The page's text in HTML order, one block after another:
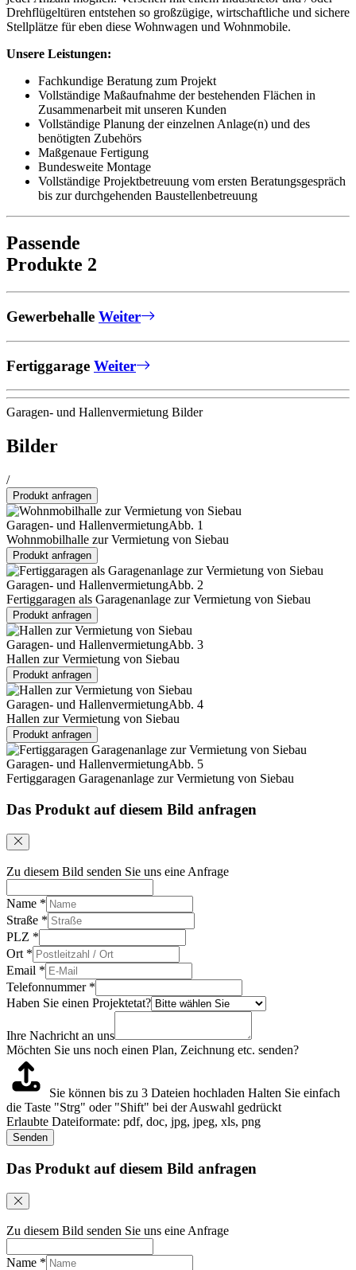
Drehflügeltüren entstehen so großzügige, wirtschaftliche und sichere
Stellplätze für eben diese Wohnwagen und Wohnmobile.
Unsere Leistungen:
Fachkundige Beratung zum Projekt
Vollständige Maßaufnahme der bestehenden Flächen in
Zusammenarbeit mit unseren Kunden
Vollständige Planung der einzelnen Anlage(n) und des
benötigten Zubehörs
Maßgenaue Fertigung
Bundesweite Montage
Vollständige Projektbetreuung vom ersten Beratungsgespräch
bis zur durchgehenden Baustellenbetreuung
Passende
Produkte 2
Gewerbehalle Weiter
Fertiggarage Weiter
Garagen- und Hallenvermietung Bilder
Bilder
/
Produkt anfragen
Garagen- und HallenvermietungAbb. 1
Wohnmobilhalle zur Vermietung von Siebau
Produkt anfragen
Garagen- und HallenvermietungAbb. 2
Fertiggaragen als Garagenanlage zur Vermietung von Siebau
Produkt anfragen
Garagen- und HallenvermietungAbb. 3
Hallen zur Vermietung von Siebau
Produkt anfragen
Garagen- und HallenvermietungAbb. 4
Hallen zur Vermietung von Siebau
Produkt anfragen
Garagen- und HallenvermietungAbb. 5
Fertiggaragen Garagenanlage zur Vermietung von Siebau
Das Produkt auf diesem Bild anfragen
Zu diesem Bild senden Sie uns eine Anfrage
Name *
Straße *
PLZ *
Ort *
Email *
Telefonnummer *
Haben Sie einen Projektetat?
Ihre Nachricht an uns
Möchten Sie uns noch einen Plan, Zeichnung etc. senden?
Sie können bis zu 3 Dateien hochladen Halten Sie einfach
die Taste "Strg" oder "Shift" bei der Auswahl gedrückt
Erlaubte Dateiformate: pdf, doc, jpg, jpeg, xls, png
Senden
Das Produkt auf diesem Bild anfragen
Zu diesem Bild senden Sie uns eine Anfrage
Name *